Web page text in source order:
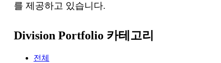
를 제공하고 있습니다.
Division Portfolio 카테고리
전체